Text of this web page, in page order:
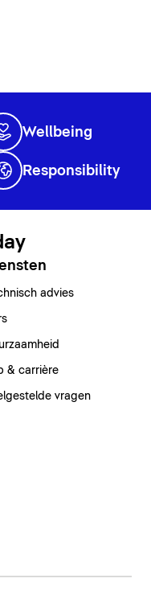
Wellbeing
Responsibility
advies
& carrière
vragen